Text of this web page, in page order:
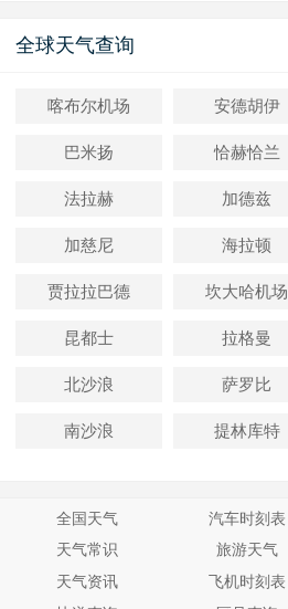
全球天气查询
喀布尔机场 安德胡伊
巴米扬 恰赫恰兰
法拉赫 加德兹
加慈尼 海拉顿
贾拉拉巴德 坎大哈机场
昆都士 拉格曼
北沙浪 萨罗比
南沙浪 提林库特
全国天气 汽车时刻表
天气常识
旅游天气
天气资讯
飞机时刻表